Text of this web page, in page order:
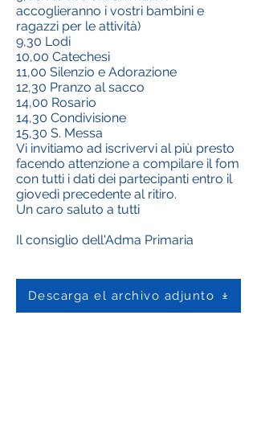
accoglieranno i vostri bambini e
ragazzi per le attività)
9,30 Lodi
10,00 Catechesi
11,00 Silenzio e Adorazione
12,30 Pranzo al sacco
14,00 Rosario
14,30 Condivisione
15,30 S. Messa
Vi invitiamo ad iscrivervi al più presto
facendo attenzione a compilare il fom
con tutti i dati dei partecipanti entro il
giovedì precedente al ritiro.
Un caro saluto a tutti
Il consiglio dell'Adma Primaria
Descarga el archivo adjunto